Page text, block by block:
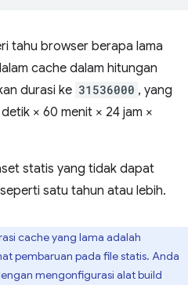
tahu browser berapa lama
cache dalam hitungan
durasi ke 31536000 , yang
× 60 menit × 24 jam ×
statis yang tidak dapat
satu tahun atau lebih.
cache yang lama adalah
pembaruan pada file statis. Anda
mengonfigurasi alat build